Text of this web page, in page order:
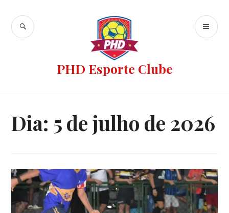
PHD Esporte Clube
Dia: 5 de julho de 2026